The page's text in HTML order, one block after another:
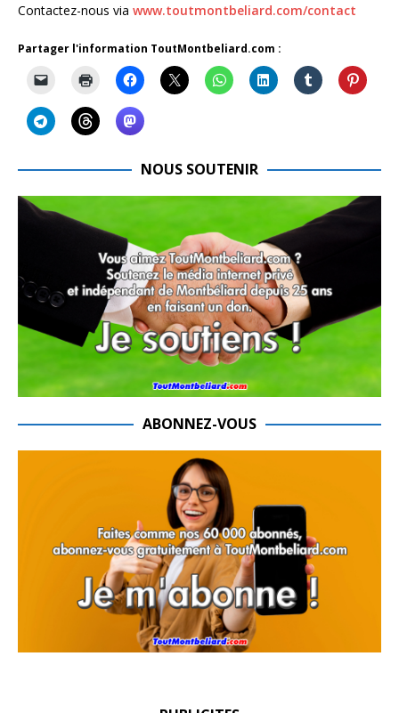
Contactez-nous via www.toutmontbeliard.com/contact
Partager l'information ToutMontbeliard.com :
NOUS SOUTENIR
ABONNEZ-VOUS